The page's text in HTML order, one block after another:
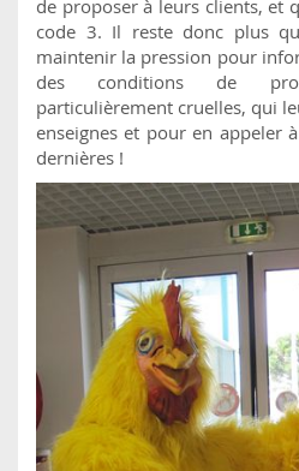
de proposer à leurs clients, et
code 3. Il reste donc plus
maintenir la pression pour
des conditions de
particulièrement cruelles, qui
enseignes et pour en appeler
dernières !